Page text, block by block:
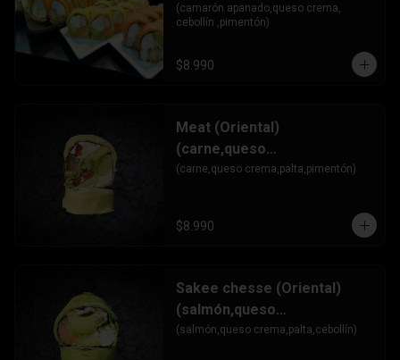
cebollín ,pimentón)
(camarón apanado,queso crema,
cebollín ,pimentón)
$8.990
Meat (Oriental)
(carne,queso
crema,palta,pimentón)
(carne,queso crema,palta,pimentón)
$8.990
Sakee chesse (Oriental)
(salmón,queso
crema,palta,cebollín)
(salmón,queso crema,palta,cebollín)